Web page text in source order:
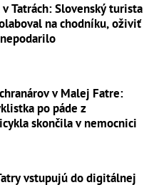
Tatrách: Slovenský turista
na chodníku, oživiť
v Malej Fatre:
po páde z
skončila v nemocnici
vstupujú do digitálnej